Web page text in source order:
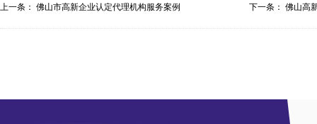
上一条： 佛山市高新企业认定代理机构服务案例 下一条： 佛山高